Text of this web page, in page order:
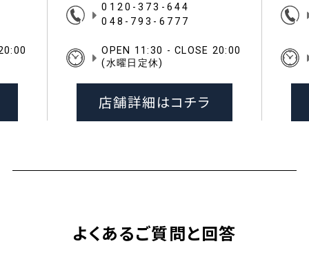
0120-373-644
048-793-6777
OPEN 11:30 - CLOSE 20:00
(水曜日定休)
店舗詳細はコチラ
よくあるご質問と回答